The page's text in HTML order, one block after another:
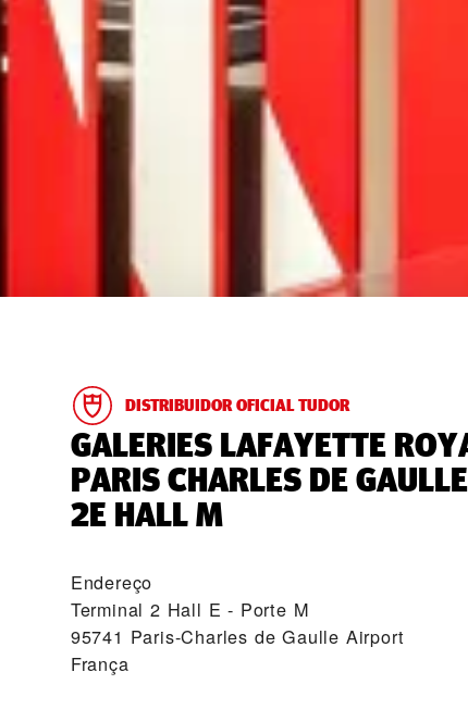
DISTRIBUIDOR OFICIAL TUDOR
‭GALERIES LAFAYETTE
PARIS CHARLES DE
2E HALL M‬
Endereço
Terminal 2 Hall E - Porte M
95741 Paris-Charles de Gaulle Airport
França